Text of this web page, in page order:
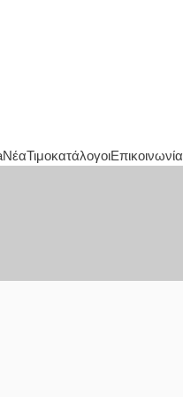
ΝέαΤιμοκατάλογοιΕπικοινωνία